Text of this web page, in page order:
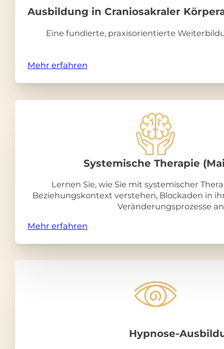
Ausbildung in Craniosakraler
Eine fundierte, praxisorientierte
Mehr erfahren
Systemische Therapie
Lernen Sie, wie Sie mit systemischer
Beziehungs­kontext verstehen, Blockaden in
Veränderungsprozesse
Mehr erfahren
Hypnose-